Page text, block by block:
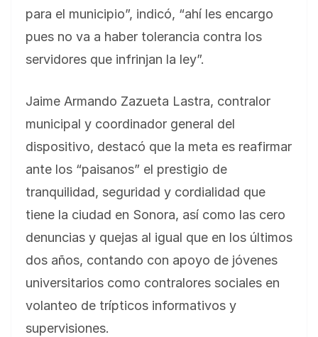
para el municipio”, indicó, “ahí les encargo
pues no va a haber tolerancia contra los
servidores que infrinjan la ley”.
Jaime Armando Zazueta Lastra, contralor
municipal y coordinador general del
dispositivo, destacó que la meta es reafirmar
ante los “paisanos” el prestigio de
tranquilidad, seguridad y cordialidad que
tiene la ciudad en Sonora, así como las cero
denuncias y quejas al igual que en los últimos
dos años, contando con apoyo de jóvenes
universitarios como contralores sociales en
volanteo de trípticos informativos y
supervisiones.